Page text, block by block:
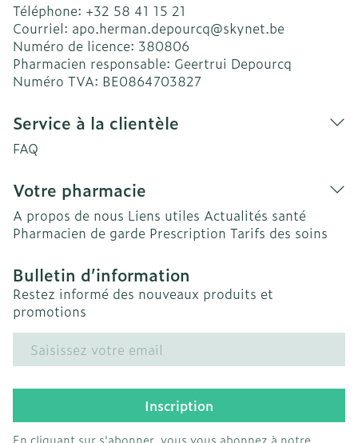
Téléphone: +32 58 41 15 21
Courriel: apo.herman.depourcq@skynet.be
Numéro de licence: 380806
Pharmacien responsable: Geertrui Depourcq
Numéro TVA: BE0864703827
Service à la clientèle
FAQ
Votre pharmacie
A propos de nous Liens utiles Actualités santé
Pharmacien de garde Prescription Tarifs des soins
Bulletin d’information
Restez informé des nouveaux produits et
promotions
Adresse mail
Inscription
En cliquant sur s'abonner, vous vous abonnez à notre